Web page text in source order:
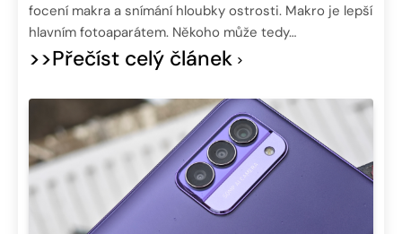
focení makra a snímání hloubky ostrosti. Makro je lepší
hlavním fotoaparátem. Někoho může tedy…
>>Přečíst celý článek